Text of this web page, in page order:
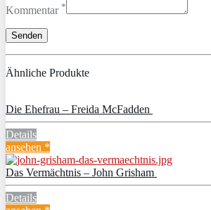
Kommentar *
Ähnliche Produkte
Die Ehefrau – Freida McFadden
Details
ansehen *
Das Vermächtnis – John Grisham
Details